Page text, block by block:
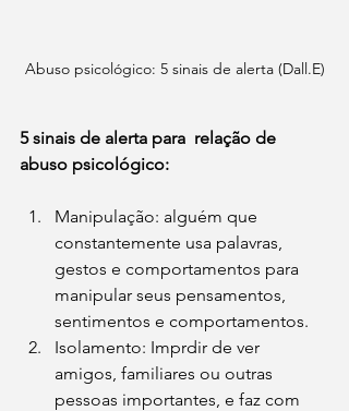
Abuso psicológico: 5 sinais de alerta (Dall.E)
5 sinais de alerta para  relação de
abuso psicológico:
Manipulação: alguém que
constantemente usa palavras,
gestos e comportamentos para
manipular seus pensamentos,
sentimentos e comportamentos.
Isolamento: Imprdir de ver
amigos, familiares ou outras
pessoas importantes, e faz com